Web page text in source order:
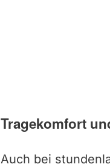
Tragekomfort
Auch bei